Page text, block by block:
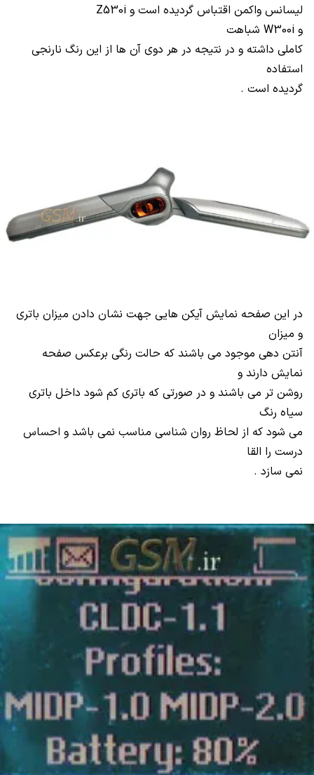
لیسانس واکمن اقتباس گردیده است و Z530i
و W300i شباهت
کاملی داشته و در نتیجه در هر دوی آن ها از این رنگ نارنجی
استفاده
گردیده است .
در این صفحه نمایش آیکن هایی جهت نشان دادن میزان باتری
و میزان
آنتن دهی موجود می باشند که حالت رنگی برعکس صفحه
نمایش دارند و
روشن تر می باشند و در صورتی که باتری کم شود داخل باتری
سیاه رنگ
می شود که از لحاظ روان شناسی مناسب نمی باشد و احساس
درست را القا
نمی سازد .